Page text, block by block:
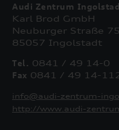
Audi Zentrum
Karl Brod GmbH
Neuburger Straße 75
85057 Ingolstadt
Tel. 0841 / 49 14-0
Fax 0841 / 49 14-
info@audi-zentrum-
http://www.audi-